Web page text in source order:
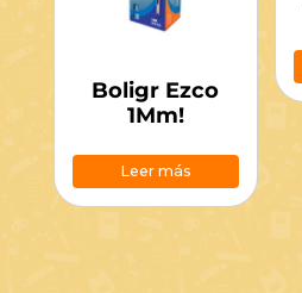
Boligr Ezco
1Mm!
Leer más